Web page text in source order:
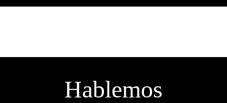
Hablemos